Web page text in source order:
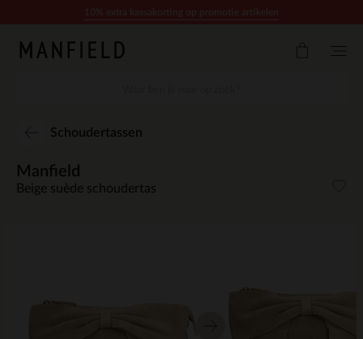
Schoudertassen
Manfield
Beige suède schoudertas